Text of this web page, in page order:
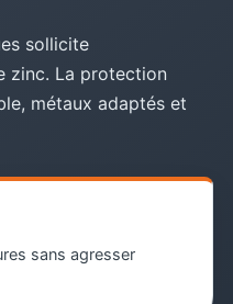
sollicite
zinc. La protection
métaux adaptés et
sans agresser